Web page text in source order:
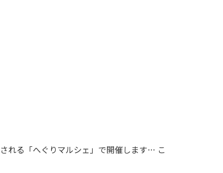
れる「へぐりマルシェ」で開催します… こ